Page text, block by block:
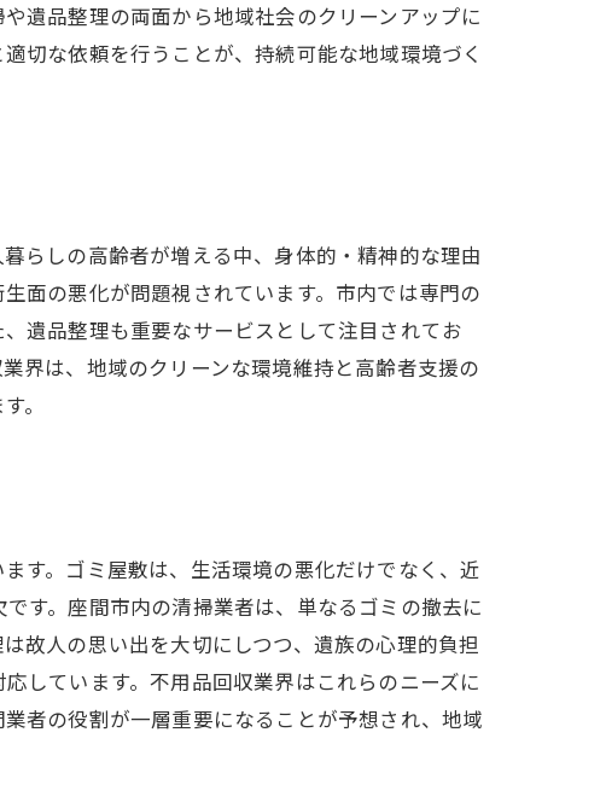
遺品整理の両面から地域社会のクリーンアップに
切な依頼を行うことが、持続可能な地域環境づく
らしの高齢者が増える中、身体的・精神的な理由
面の悪化が問題視されています。市内では専門の
遺品整理も重要なサービスとして注目されてお
界は、地域のクリーンな環境維持と高齢者支援の
。
す。ゴミ屋敷は、生活環境の悪化だけでなく、近
す。座間市内の清掃業者は、単なるゴミの撤去に
故人の思い出を大切にしつつ、遺族の心理的負担
しています。不用品回収業界はこれらのニーズに
者の役割が一層重要になることが予想され、地域